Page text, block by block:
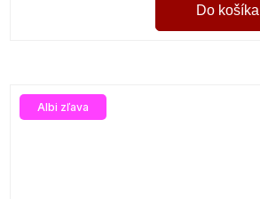
Do košíka
Albi zľava